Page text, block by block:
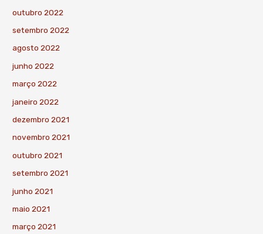
outubro 2022
setembro 2022
agosto 2022
junho 2022
março 2022
janeiro 2022
dezembro 2021
novembro 2021
outubro 2021
setembro 2021
junho 2021
maio 2021
março 2021